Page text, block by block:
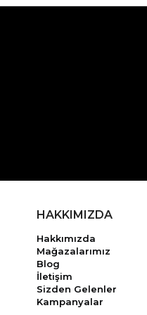
HAKKIMIZDA
Hakkımızda
Mağazalarımız
Blog
İletişim
Sizden Gelenler
Kampanyalar